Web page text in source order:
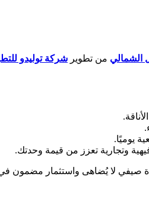
الشمالي من تطوير شركة توليدو
يوميًا.
وتجارية تعزز من قيمة وحدتك.
صيفي لا يُضاهى واستثمار مضمون